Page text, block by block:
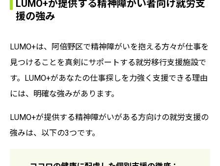
LUMO+が提供する精神障がい者向け就労支
援の強み
LUMO+は、阿倍野区で精神障がいを抱える方々が仕事を
見つけることを真剣にサポートする就労移行支援施設で
す。LUMO+があなたの仕事探しを力強く支援できる理由
には、明確な強みがあります。
LUMO+が提供する精神障がいがある方向けの就労支援の
強みは、以下の3つです。